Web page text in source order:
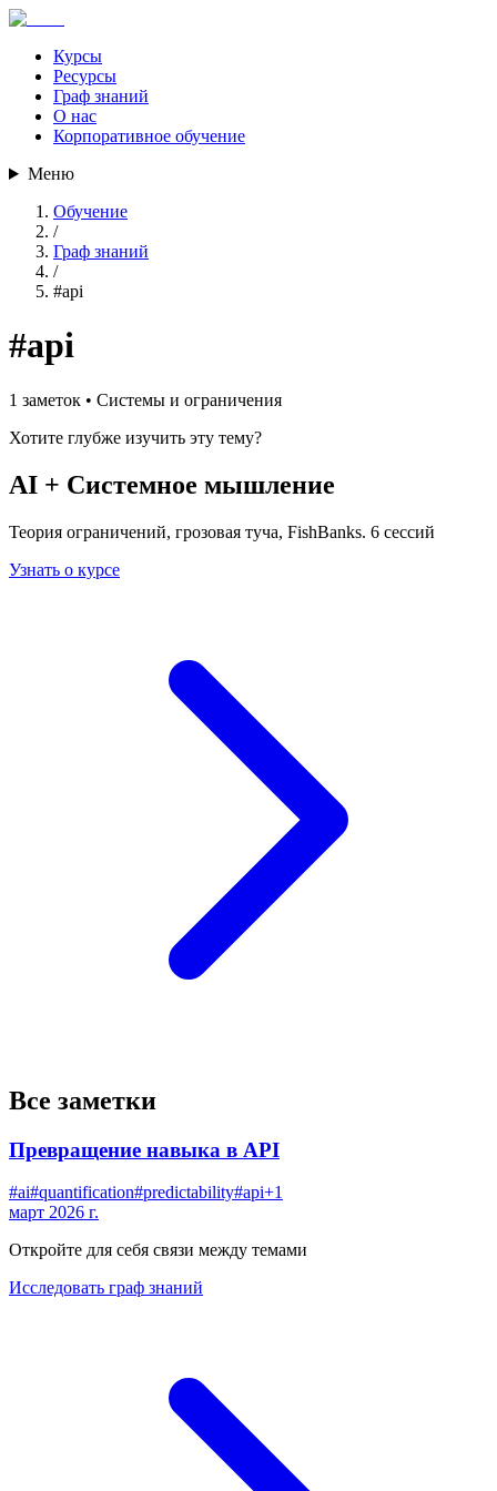
Курсы
Ресурсы
Граф знаний
О нас
Корпоративное обучение
Меню
Обучение
/
Граф знаний
/
#api
#api
1 заметок • Системы и ограничения
Хотите глубже изучить эту тему?
AI + Системное мышление
Теория ограничений, грозовая туча, FishBanks. 6 сессий
Узнать о курсе
Все заметки
Превращение навыка в API
#ai#quantification#predictability#api+1
март 2026 г.
Откройте для себя связи между темами
Исследовать граф знаний